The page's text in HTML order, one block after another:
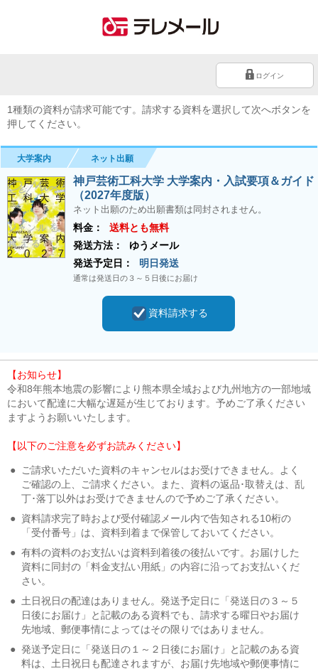
ログイン
1種類の資料が請求可能です。請求する資料を選択して次へボタンを
押してください。
大学案内 ネット出願
神戸芸術工科大学 大学案内・入試要項＆ガイド
（2027年度版）
ネット出願のため出願書類は同封されません。
料金：
送料とも無料
発送方法：
ゆうメール
発送予定日：
明日発送
通常は発送日の３～５日後にお届け
資料請求する
【お知らせ】
令和8年熊本地震の影響により熊本県全域および九州地方の一部地域
において配達に大幅な遅延が生じております。予めご了承ください
ますようお願いいたします。
【以下のご注意を必ずお読みください】
●
ご請求いただいた資料のキャンセルはお受けできません。よく
ご確認の上、ご請求ください。また、資料の返品･取替えは、乱
丁･落丁以外はお受けできませんので予めご了承ください。
● 資料請求完了時および受付確認メール内で告知される10桁の
「受付番号」は、資料到着まで保管しておいてください。
● 有料の資料のお支払いは資料到着後の後払いです。お届けした
資料に同封の「料金支払い用紙」の内容に沿ってお支払いくだ
さい。
● 土日祝日の配達はありません。発送予定日に「発送日の３～５
日後にお届け」と記載のある資料でも、請求する曜日やお届け
先地域、郵便事情によってはその限りではありません。
● 発送予定日に「発送日の１～２日後にお届け」と記載のある資
料は、土日祝日も配達されますが、お届け先地域や郵便事情に